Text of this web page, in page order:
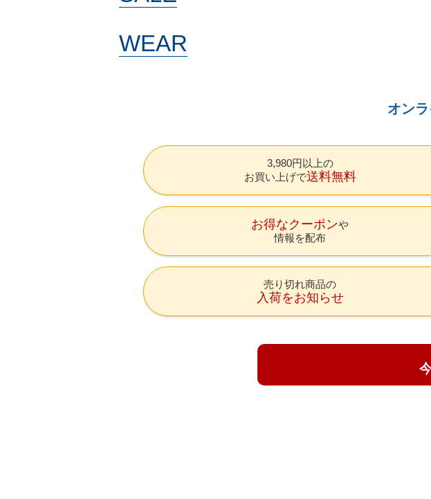
WEAR
オン
3,980円以上の
お買い上げで送料無料
お得なクーポン
情報を配布
売り切れ商品の
入荷をお知らせ